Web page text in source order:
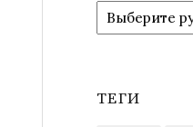
Рубрики
ТЕГИ